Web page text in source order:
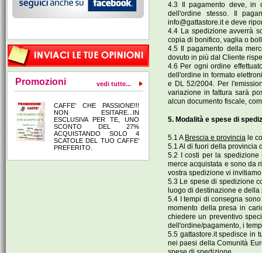
Promozioni vedi tutte...
CAFFE' CHE PASSIONE!!!
NON ESITARE...IN
ESCLUSIVA PER TE, UNO
SCONTO DEL 27%
ACQUISTANDO SOLO 4
SCATOLE DEL TUO CAFFE'
PREFERITO.
4.3 Il pagamento deve, in
dell'ordine stesso. Il
info@gattastore.ite deve
4.4 La spedizione avverrà
copia di bonifico, vaglia o
4.5 Il pagamento della
dovuto in più dal Cliente
4.6 Per ogni ordine
dell'ordine in formato
e DL 52/2004. Per
variazione in fattura sarà
alcun documento fiscale,
5. Modalità e spese di
5.1 A Brescia e provincia le
5.1 Al di fuori della provincia
5.2 I costi per la spedizione
merce acquistata e sono da
vostra spedizione vi
5.3 Le spese di spedizione
luogo di destinazione e
5.4 I tempi di consegna
momento della presa in
chiedere un preventivo
dell'ordine/pagamento, i
5.5 gattastore.it spedisce in
nei paesi della Comunità